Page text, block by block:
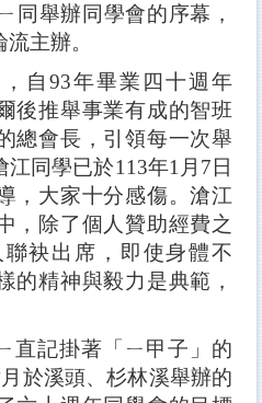
同舉辦同學會的序幕，
主辦。
自93年畢業四十週年
後推舉事業有成的智班
總會長，引領每一次舉
同學已於113年1月7日
，大家十分感傷。滄江
，除了個人贊助經費之
袂出席，即使身體不
的精神與毅力是典範，
直記掛著「ㄧ甲子」的
於溪頭、杉林溪舉辦的